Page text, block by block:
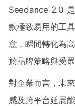
Seedance 2.0
款極致易用的工
意，瞬間轉化為
於品牌策略與受眾
對企業而言，未
感及跨平台延展